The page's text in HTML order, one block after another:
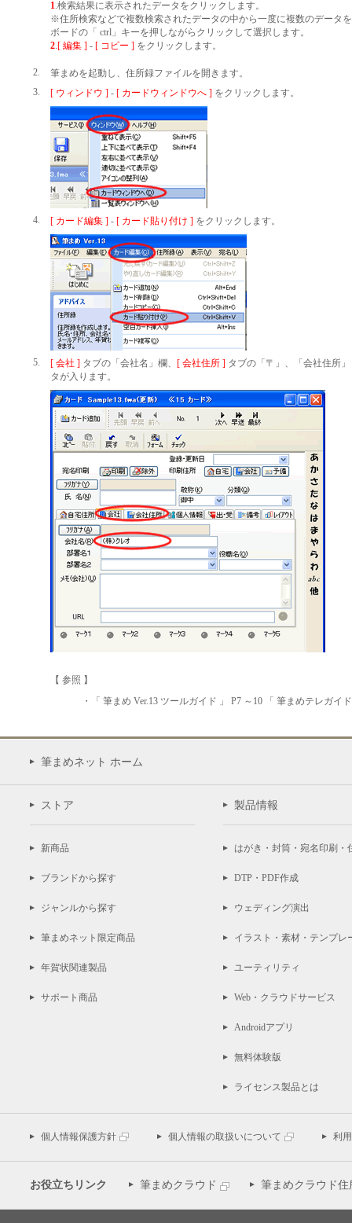
1.検索結果に表示されたデータをクリックします。
※住所検索などで複数検索されたデータの中から一度に複数のデータ
ボードの「 ctrl」キーを押しながらクリックして選択します。
2.[ 編集 ] - [ コピー ] をクリックします。
2.
筆まめを起動し、住所録ファイルを開きます。
3.
[ ウィンドウ ] - [ カードウィンドウへ ] をクリックします。
4. [ カード編集 ] - [ カード貼り付け ] をクリックします。
5. [ 会社 ] タブの「会社名」欄、 [ 会社住所 ] タブの「〒」、「会社住所
タが入ります。
【 参照 】
・「 筆まめ Ver.13 ツールガイド 」 P7 ～10 「 筆まめテレガイ
筆まめネット ホーム
ストア
新商品
ブランドから探す
ジャンルから探す
筆まめネット限定商品
年賀状関連製品
サポート商品
製品情報
はがき・封筒・宛名印刷・
DTP・PDF作成
ウェディング演出
イラスト・素材・テンプレ
ユーティリティ
Web・クラウドサービス
Androidアプリ
無料体験版
ライセンス製品とは
個人情報保護方針 個人情報の取扱いについて 利
お役立ちリンク 筆まめクラウド 筆まめクラウド住